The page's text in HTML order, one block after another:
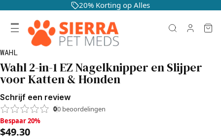
20% Korting op Alles
WAHL
Wahl 2-in-1 EZ Nagelknipper en Slijper
voor Katten & Honden
Schrijf een review
00 beoordelingen
Bespaar 20%, $49.30
Bespaar 20%
$49.30